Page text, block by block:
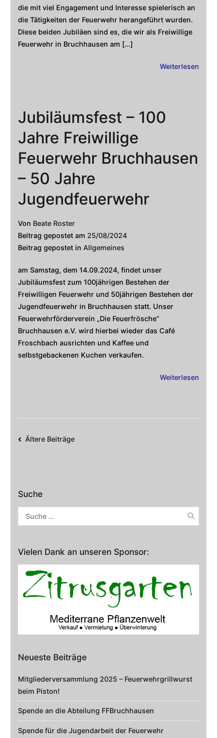
die mit viel Engagement und Interesse spielerisch an
die Tätigkeiten der Feuerwehr herangeführt wurden.
Diese beiden Jubiläen sind es, die wir als Freiwillige
Feuerwehr in Bruchhausen am […]
Weiterlesen
Jubiläumsfest – 100
Jahre Freiwillige
Feuerwehr Bruchhausen
– 50 Jahre
Jugendfeuerwehr
Von Beate Roster
Beitrag gepostet am 25/08/2024
Beitrag gepostet inAllgemeines
am Samstag, dem 14.09.2024, findet unser
Jubiläumsfest zum 100jährigen Bestehen der
Freiwilligen Feuerwehr und 50jährigen Bestehen der
Jugendfeuerwehr in Bruchhausen statt. Unser
Feuerwehrförderverein „Die Feuerfrösche“
Bruchhausen e.V. wird hierbei wieder das Café
Froschbach ausrichten und Kaffee und
selbstgebackenen Kuchen verkaufen.
Weiterlesen
Beitragsnavigation
Ältere Beiträge
Suche
Suche
nach:
Vielen Dank an unseren Sponsor:
Neueste Beiträge
Mitgliederversammlung 2025 – Feuerwehrgrillwurst
beim Piston!
Spende an die Abteilung FFBruchhausen
Spende für die Jugendarbeit der Feuerwehr